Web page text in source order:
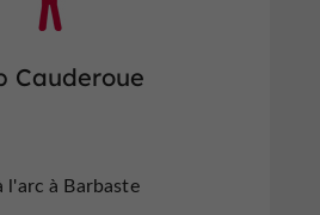
Cauderoue
l'arc à Barbaste